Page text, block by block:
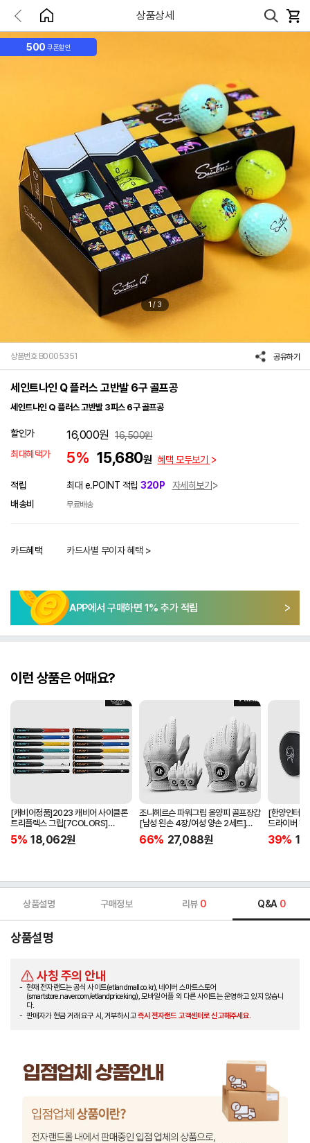
상품상세
500 쿠폰할인
1 / 3
상품번호 B0005351 공유하기
세인트나인 Q 플러스 고반발 6구 골프공
세인트나인 Q 플러스 고반발 3피스 6구 골프공
할인가 16,000원 16,500원
최대혜택가
5% 15,680원 혜택 모두보기
적립 최대 e.POINT 적립 320P
자세히보기
배송비
무료배송
카드혜택 카드사별 무이자 혜택 >
APP에서 구매하면 1% 추가 적립
이런 상품은 어때요?
[캐비어정품]2023 캐비어 사이클론
트리플렉스 그립[7COLORS]
[라운드][39g/42g/46g/50g]
[R/S 토크]
5% 18,062원
조니헤르슨 파워그립 올양피 골프장갑
[남성 왼손 4장/여성 양손 2세트]
[화이트][케이스포함]
66% 27,088원
[한양인터
드라이버 헤
[HD-302]
39%
상품설명 구매정보 리뷰 0 Q&A 0
상품설명
사칭 주의 안내
현재 전자랜드는 공식 사이트(etlandmall.co.kr), 네이버 스마트스토어
(smartstore.naver.com/etlandpriceking), 모바일 어플 외 다른 사이트는 운영하고 있지 않습니
다.
판매자가 현금 거래 요구 시, 거부하시고즉시 전자랜드 고객센터로 신고해주세요.